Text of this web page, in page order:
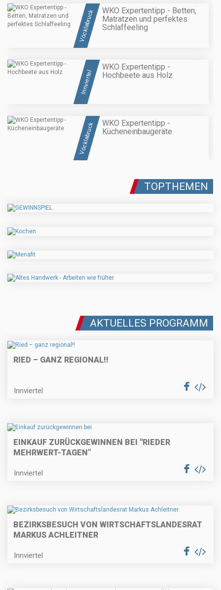
Vöcklabruck
WKO Expertentipp - Betten,
Matratzen und perfektes
Schlaffeeling
Innviertel
WKO Expertentipp -
Hochbeete aus Holz
Vöcklabruck
WKO Expertentipp -
Kücheneinbaugeräte
TOPTHEMEN
AKTUELLES PROGRAMM
RIED – GANZ REGIONAL!!
Innviertel
EINKAUF ZURÜCKGEWINNEN BEI "RIEDER
MEHRWERT-TAGEN”
Innviertel
BEZIRKSBESUCH VON WIRTSCHAFTSLANDESRAT
MARKUS ACHLEITNER
Innviertel